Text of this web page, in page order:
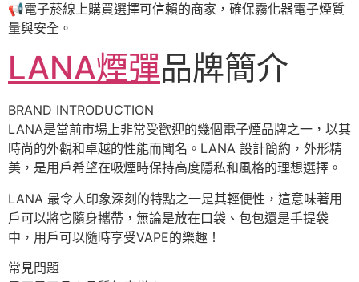
📢電子菸線上購買選擇可信賴的商家，確保霧化器電子煙質
量與安全。
LANA煙彈品牌簡介
BRAND INTRODUCTION
LANA是當前市場上非常受歡迎的幾個電子煙品牌之一，以其
時尚的外觀和卓越的性能而聞名。LANA 設計簡約，外形精
美，是用戶希望在吸煙時保持高度隱私和風格的理想選擇。
LANA 最令人印象深刻的特點之一是其輕便性，這意味著用
戶可以將它隨身攜帶，無論是放在口袋、包包還是手提袋
中，用戶可以隨時享受VAPE的樂趣！
常見問題